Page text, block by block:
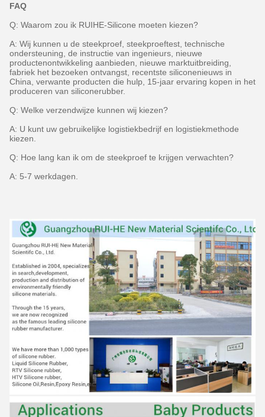
FAQ
Q: Waarom zou ik RUIHE-Silicone moeten kiezen?
A: Wij kunnen u de steekproef, steekproeftest, technische
ondersteuning, de instructie van ingenieurs, nieuwe
productenontwikkeling aanbieden, nieuwe marktuitbreiding,
fabriek het bezoeken ontvangst, recentste siliconenieuws in
China, verwante producten die hulp, 15-jaar ervaring kopen in het
produceren van siliconerubber.
Q: Welke verzendwijze kunnen wij kiezen?
A: U kunt uw gebruikelijke logistiekbedrijf en logistiekmethode
kiezen.
Q: Hoe lang kan ik om de steekproef te krijgen verwachten?
A: 5-7 werkdagen.